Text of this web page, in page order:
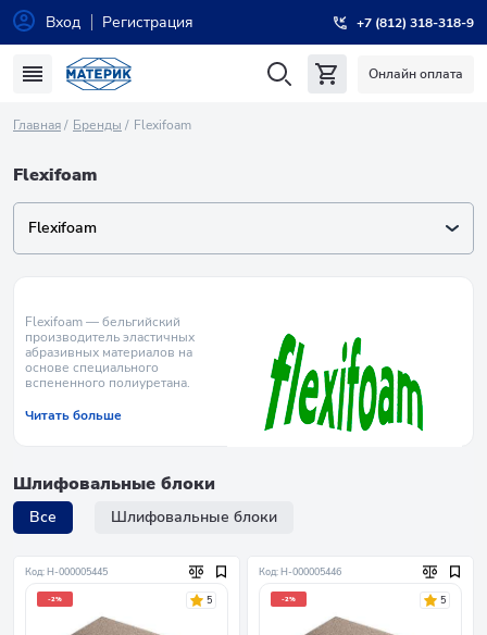
Вход Регистрация +7 (812) 318-318-9
Онлайн оплата
Главная Бренды Flexifoam
Flexifoam
Flexifoam
Flexifoam — бельгийский
производитель эластичных
абразивных материалов на
основе специального
вспененного полиуретана.
Читать больше
Шлифовальные блоки
Все Шлифовальные блоки
Код: Н-000005445
-2% 5
Код: Н-000005446
-2% 5